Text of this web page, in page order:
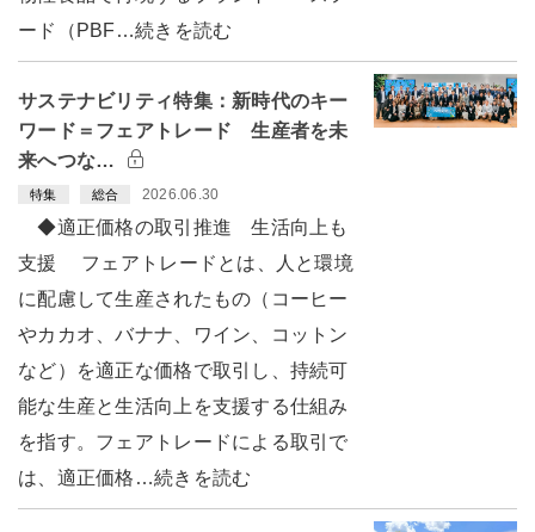
ード（PBF…続きを読む
サステナビリティ特集：新時代のキー
ワード＝フェアトレード 生産者を未
来へつな…
特集 総合 2026.06.30
◆適正価格の取引推進 生活向上も
支援 フェアトレードとは、人と環境
に配慮して生産されたもの（コーヒー
やカカオ、バナナ、ワイン、コットン
など）を適正な価格で取引し、持続可
能な生産と生活向上を支援する仕組み
を指す。フェアトレードによる取引で
は、適正価格…続きを読む